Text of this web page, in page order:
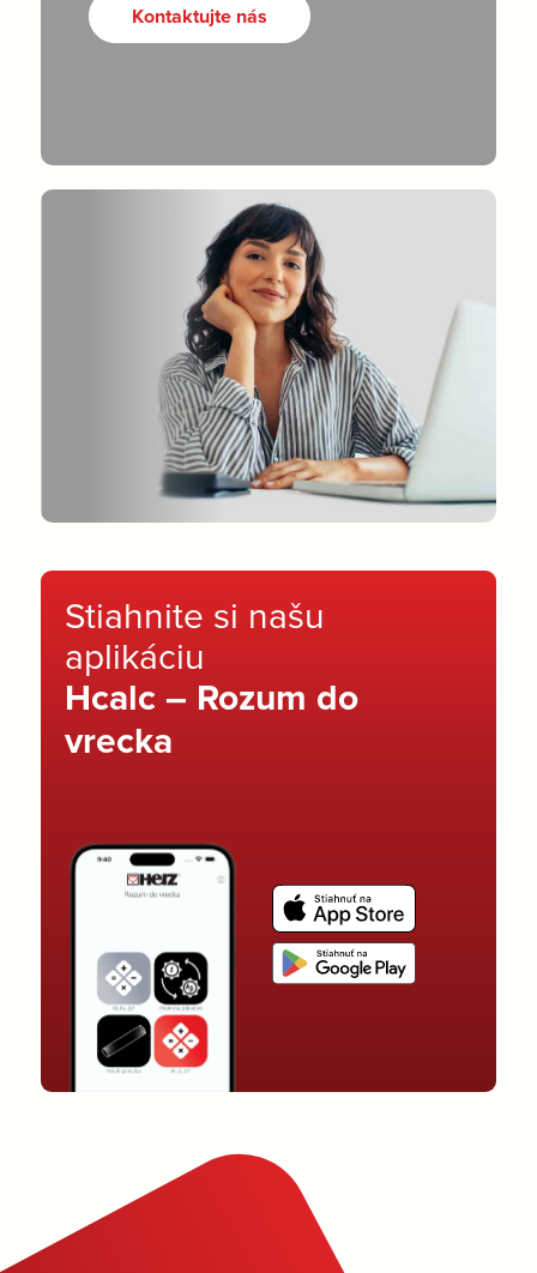
Kontaktujte nás
Stiahnite si našu
aplikáciu
Hcalc – Rozum do
vrecka